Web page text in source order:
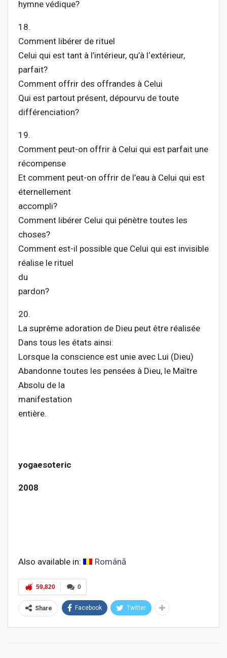
hymne védique?
18.
Comment libérer de rituel
Celui qui est tant à l’intérieur, qu’à l‘extérieur,
parfait?
Comment offrir des offrandes à Celui
Qui est partout présent, dépourvu de toute
différenciation?
19.
Comment peut-on offrir à Celui qui est parfait une
récompense
Et comment peut-on offrir de l’eau à Celui qui est
éternellement
accompli?
Comment libérer Celui qui pénètre toutes les
choses?
Comment est-il possible que Celui qui est invisible
réalise le rituel
du
pardon?
20.
La suprême adoration de Dieu peut être réalisée
Dans tous les états ainsi:
Lorsque la conscience est unie avec Lui (Dieu)
Abandonne toutes les pensées à Dieu, le Maître
Absolu de la
manifestation
entière.
yogaesoteric
2008
Also available in: Română
0
59,820
Share Facebook Twitter